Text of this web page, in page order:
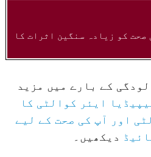
کو زیادہ سنگین اثرات کا
کے بارے میں مزید
ایئر کوالٹی کا
اور آپ کی صحت کے لیے
دیکھیں۔